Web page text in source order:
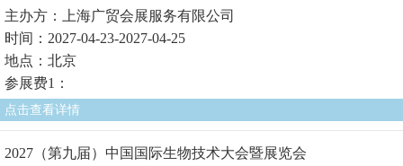
主办方：上海广贸会展服务有限公司
时间：2027-04-23-2027-04-25
地点：北京
参展费1：
点击查看详情
2027（第九届）中国国际生物技术大会暨展览会